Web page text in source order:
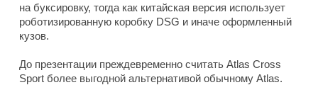
на буксировку, тогда как китайская версия использует
роботизированную коробку DSG и иначе оформленный
кузов.
До презентации преждевременно считать Atlas Cross
Sport более выгодной альтернативой обычному Atlas.